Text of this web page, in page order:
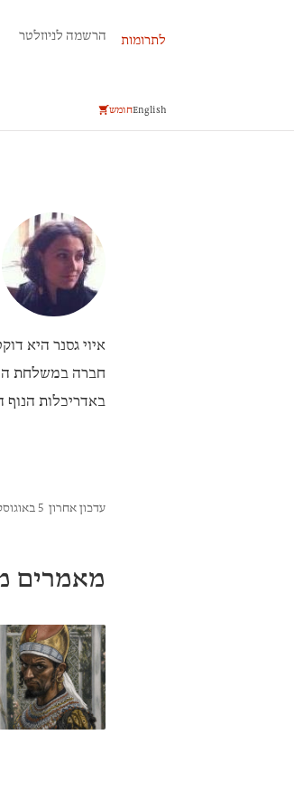
לתרומות הרשמה לניוזלטר
Englishחומש
איוי גסנר היא
חברה במשלחת
באדריכלות הנוף
עדכון אחרון 5 באוגוסט 2021
מאמרים